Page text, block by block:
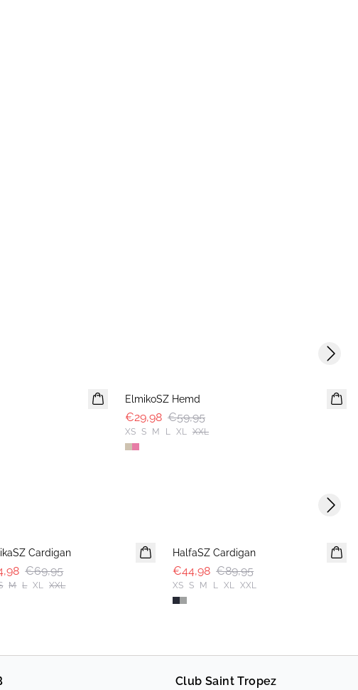
ElmikoSZ Hemd
€29,98 €59,95
XS S M L XL XXL
Next
Cardigan
€69,95
M L XL XXL
HalfaSZ Cardigan
€44,98 €89,95
XS S M L XL XXL
Next
Club Saint Tropez